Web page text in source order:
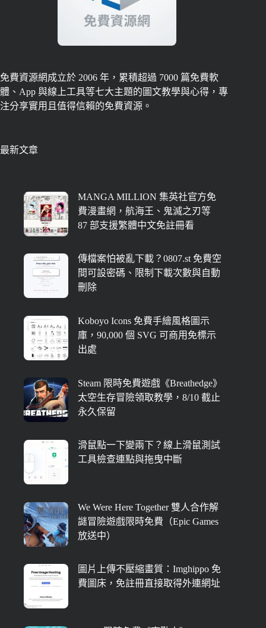
免費資源網成立於 2006 年，累積超過 7000 篇免費軟
體、App 與線上工具等七大主題的圖文教學與心得，專
注分享實用且值得信賴的免費資源。
最新文章
MANGA MILLION 集英社官方免
費漫畫網，航海王、鬼滅之刃等
87 部支援繁體中文免註冊看
傳檔案怕被亂下載？0807.st 免費空
間可設密碼、限制下載次數與自動
刪除
Koboyo Icons 免費手繪風格圖示
庫，90,000 個 SVG 可商用免標示
出處
Steam 限時免費遊戲《Breathedge》
太空生存冒險領取教學，8/10 截止
永久保留
滑鼠點一下變兩下？線上滑鼠測試
工具檢查連點與拖曳中斷
We Were Here Together 雙人合作解
謎冒險遊戲限時免費（Epic Games
放送中）
圖片上傳不壓縮畫質：Imghippo 免
費圖床，免註冊直接取得外連網址